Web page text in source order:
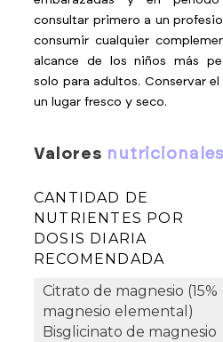
consultar primero a un
consumir cualquier
alcance de los niños más
solo para adultos. Conservar
un lugar fresco y seco.
valores nutricionales
CANTIDAD DE
NUTRIENTES POR
DOSIS DIARIA
RECOMENDADA
Citrato de magnesio (15%
magnesio elemental)
Bisglicinato de magnesio